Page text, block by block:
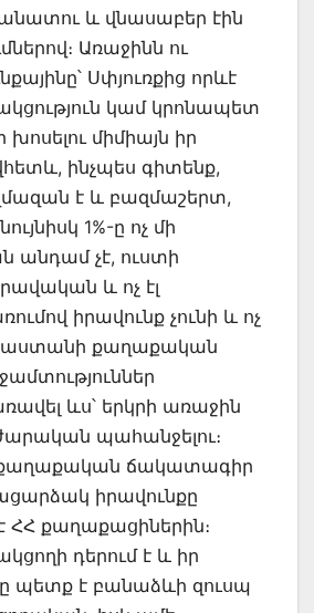
և վնասաբեր էին
Առաջինն ու
Սփյուռքից որևէ
կամ կրոնապետ
խոսելու միմիայն իր
ինչպես գիտենք,
է և բազմաշերտ,
1%-ը ոչ մի
անդամ չէ, ուստի
և ոչ էլ
իրավունք չունի և ոչ
քաղաքական
ևս՝ երկրի առաջին
պահանջելու։
ճակատագիր
իրավունքը
քաղաքացիներին։
դերում է և իր
պետք է բանաձևի զուսպ